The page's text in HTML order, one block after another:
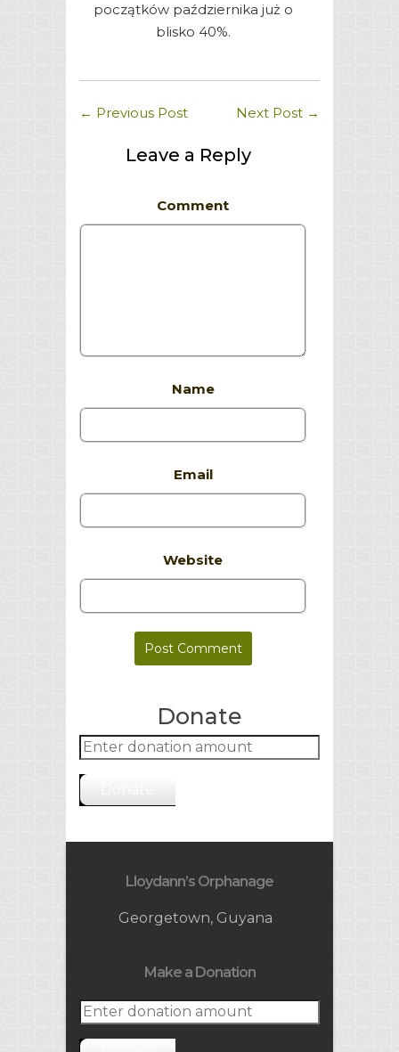
początków października już o
blisko 40%.
← Previous Post Next Post →
Leave a Reply
Comment
Name
Email
Website
Donate
Lloydann’s Orphanage
Georgetown, Guyana
Make a Donation